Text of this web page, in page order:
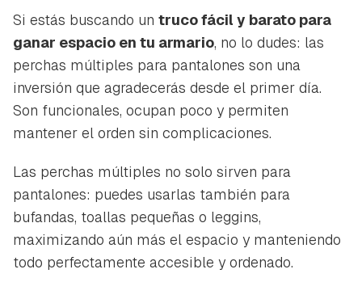
Si estás buscando un truco fácil y barato para
ganar espacio en tu armario, no lo dudes: las
perchas múltiples para pantalones son una
inversión que agradecerás desde el primer día.
Son funcionales, ocupan poco y permiten
mantener el orden sin complicaciones.
Las perchas múltiples no solo sirven para
pantalones: puedes usarlas también para
bufandas, toallas pequeñas o leggins,
maximizando aún más el espacio y manteniendo
todo perfectamente accesible y ordenado.